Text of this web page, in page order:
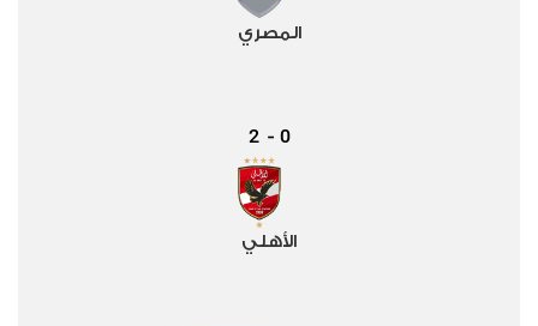
المصري
0
-
2
الأهلي